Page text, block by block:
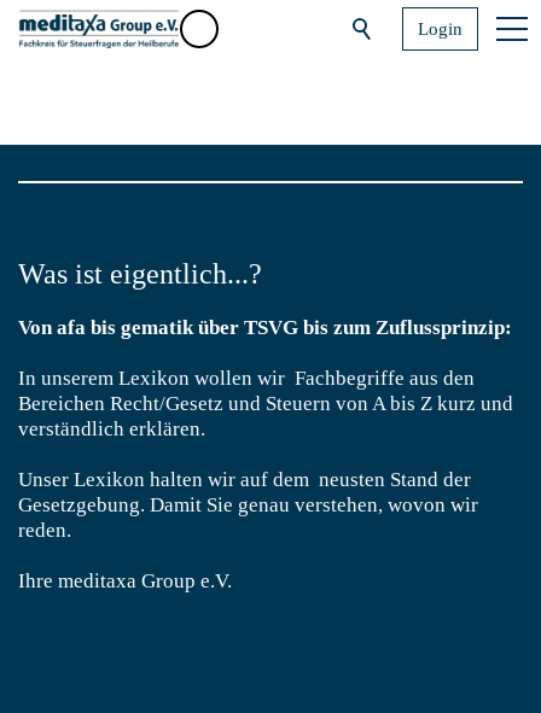
Login
Was ist eigentlich...?
Von afa bis gematik über TSVG bis zum Zuflussprinzip:
In unserem Lexikon wollen wir Fachbegriffe aus den
Bereichen Recht/Gesetz und Steuern von A bis Z kurz und
verständlich erklären.
Unser Lexikon halten wir auf dem neusten Stand der
Gesetzgebung. Damit Sie genau verstehen, wovon wir
reden.
Ihre meditaxa Group e.V.